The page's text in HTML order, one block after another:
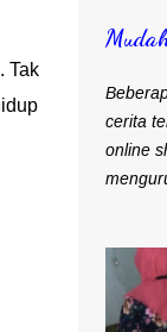
Tak
cerita
online
agar